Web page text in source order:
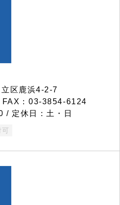
区鹿浜4-2-7
：03-3854-6124
/ 定休日：土・日
可